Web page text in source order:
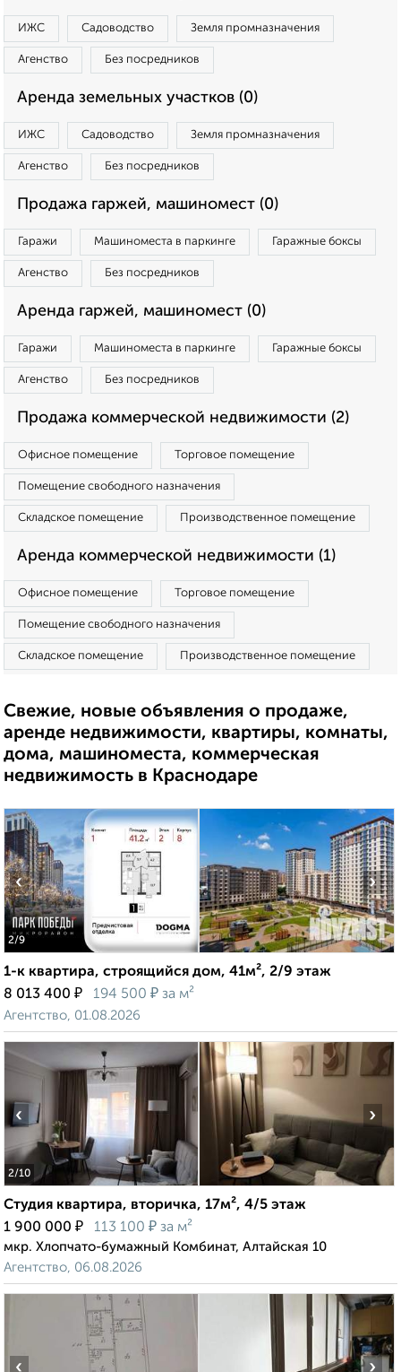
ИЖС Садоводство Земля промназначения
Агенство Без посредников
Аренда земельных участков (0)
ИЖС Садоводство Земля промназначения
Агенство Без посредников
Продажа гаржей, машиномест (0)
Гаражи Машиноместа в паркинге Гаражные боксы
Агенство Без посредников
Аренда гаржей, машиномест (0)
Гаражи Машиноместа в паркинге Гаражные боксы
Агенство Без посредников
Продажа коммерческой недвижимости (2)
Офисное помещение Торговое помещение
Помещение свободного назначения
Складское помещение Производственное помещение
Аренда коммерческой недвижимости (1)
Офисное помещение Торговое помещение
Помещение свободного назначения
Складское помещение Производственное помещение
Свежие, новые объявления о продаже,
аренде недвижимости, квартиры, комнаты,
дома, машиноместа, коммерческая
недвижимость в Краснодаре
2/9
‹ ›
1-к квартира, строящийся дом, 41м², 2/9 этаж
8 013 400 ₽ 194 500 ₽ за м²
Агентство, 01.08.2026
2/10
‹ ›
Студия квартира, вторичка, 17м², 4/5 этаж
1 900 000 ₽ 113 100 ₽ за м²
мкр. Хлопчато-бумажный Комбинат, Алтайская 10
Агентство, 06.08.2026
‹ ›